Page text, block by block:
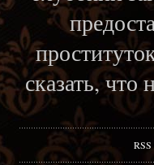
сказать,
RSS